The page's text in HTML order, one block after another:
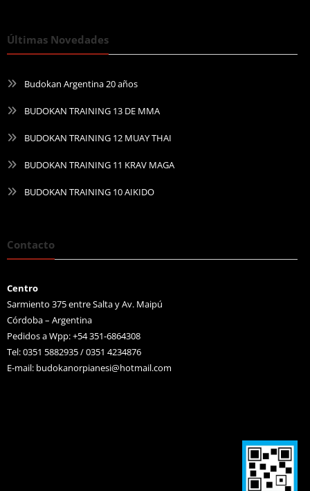
Últimas Novedades
Budokan Argentina 20 años
BUDOKAN TRAINING 13 DE MMA
BUDOKAN TRAINING 12 MUAY THAI
BUDOKAN TRAINING 11 KRAV MAGA
BUDOKAN TRAINING 10 AIKIDO
Contacto
Centro
Sarmiento 375 entre Salta y Av. Maipú
Córdoba – Argentina
Pedidos a Wpp: +54 351-6864308
Tel: 0351 5882935 / 0351 4234876
E-mail: budokanorpianesi@hotmail.com